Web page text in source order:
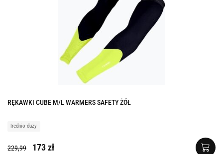
RĘKAWKI CUBE M/L WARMERS SAFETY ŻÓŁ
¦rednio-duży
229,99 173 zł